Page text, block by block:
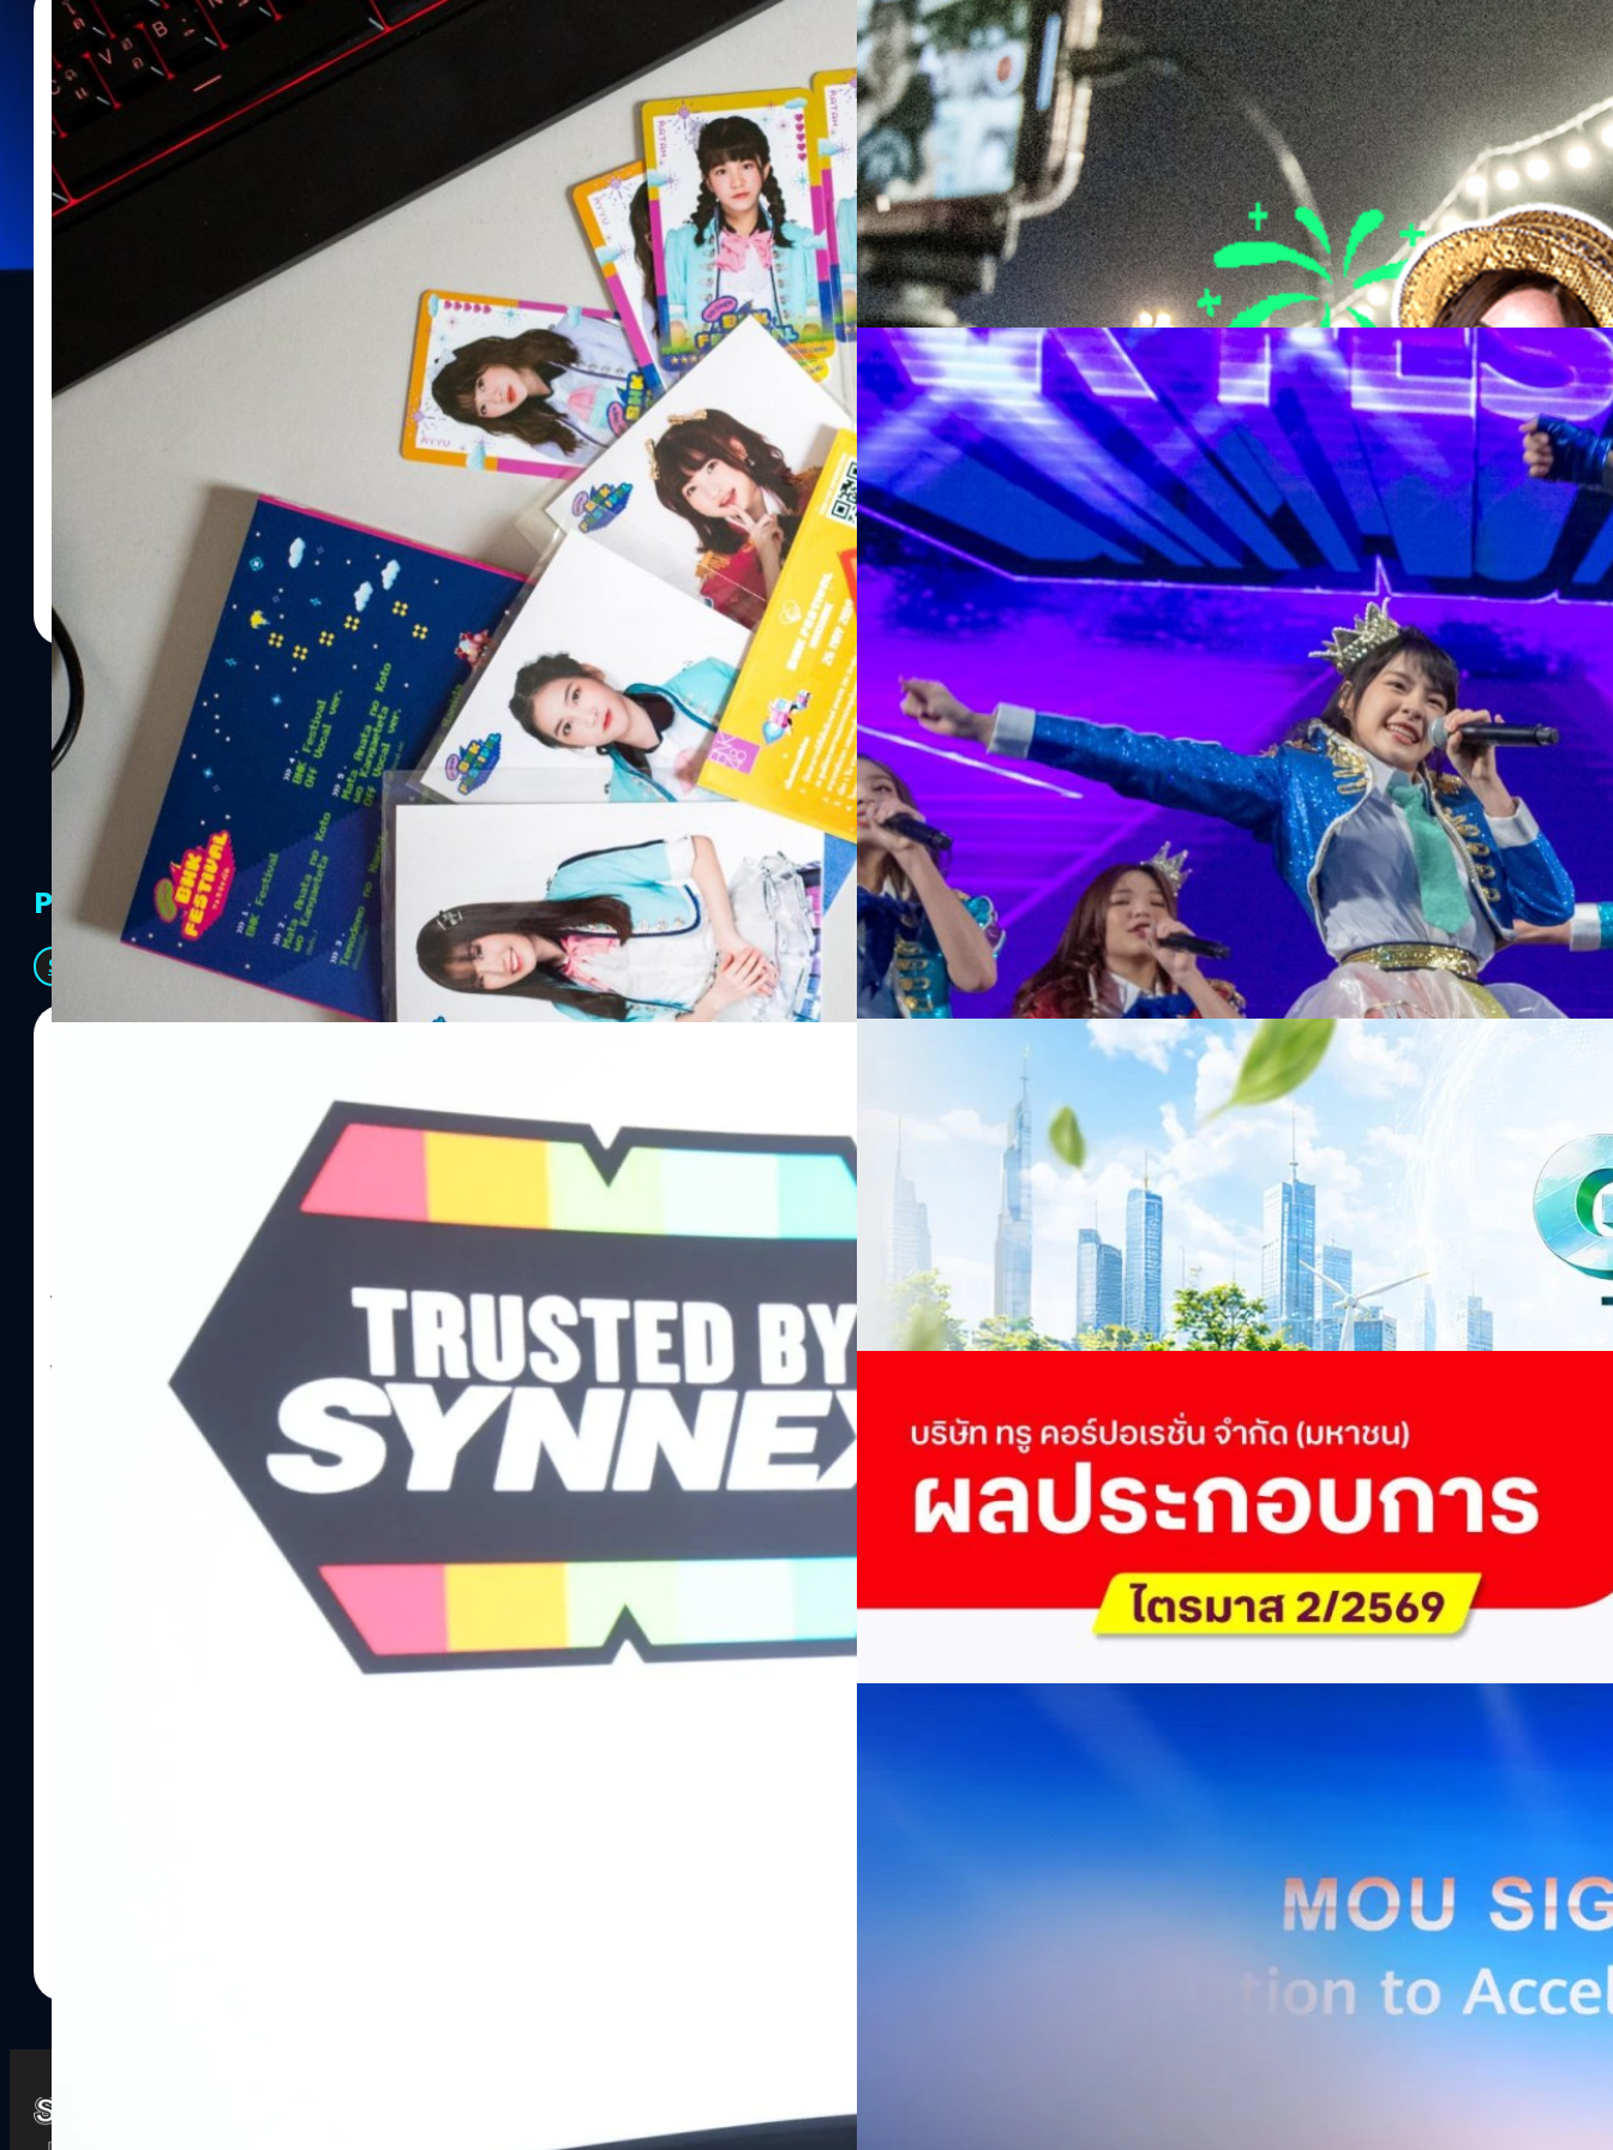
26/12/2018
Meechok Dechpokasup | 2780 days ago
Read More
แกะกล่อง CD BNK48 5th Singel BNK FESTIVAL
ช่วงเย็นวานนี้ 25 ธันวาคม 2561 ได้รับ sms จาก Alpha ผู้ให้บริการจัดส่งสินค้า รู้ในทันทีว่าสิ่งที่เราเฝ้าคอย
นั้นมาถึงแล้ว ใช่ครับ CD BNK48 5th Singel BNK FESTIVAL ที่สั่งไว้ตั้งแต่วันแรกที่เปิด Pre-Order (วันที่ 8
พฤศจิกายน 2561) เริ่มเห็นน้องๆ ได้รับกันบ้างแล้ว เรารอลุ้นว่าเมื่อไหร่หนอของเราจะเดินทางมาถึง เมื่อของ
เข้ามือก็ไม่รอช้า แกะกล่องมาชมภายในกันเลย ทุกครั้งที่แกะกล่องก็จะมีความลุ้นว่าจะได้รูปใครนี้แหละครับ
CD Limited Edition ราคาแผ่นละ 350 บาท เปิดให้ Pre-Order ตั้งแต่วันที่ 8 พฤศจิกายน 2561 เวลา 12:00
น. ถึง 3 ธันวาคม 2561 เวลา 12:00 น. หรือจนกว่าสินค้าจะหมด เริ่มจัดส่งสินค้าตั้งแต่ 18 ธันวาคมเป็นต้น
27/11/2018
[exclusive] สัมภาษณ์คนเขียนคำร้องภาษาไทยเพลง BNK Festival รัฐ Tattoo
Colour
หลังจากที่ปล่อย MV เพลง BNK Festival ไปเมื่อ 22 พ.ย. 2561 จากคำแนะนำของนักข่าวรุ่นน้อง ผู้เขียนจึงได้
มีโอกาสพบกับ (ในงาน CatExpo) ผู้เขียนคำร้องภาษาไทยของเพลงดังกล่าว ซึ่งก็คือ รัฐ พิฆาตไพรี มือกีต้า
วง Tattoo Colour ผู้กุมบังเหียนเขียนคำร้อง ประพันธ์ทำนองของวงมาโดยตลอด เพลงดังๆ หลายๆ เพลง
ของ Tattoo Colour ก็มาจากผู้ชายคนนี้ ไปลองอ่านที่มาความไปของการได้มามีส่วนร่วมในเพลง BNK
Festival ของ รัฐ กันครับ ที่มาที่ไปของการได้รับโจทย์ BNKFestival เริ่มมาจากอะไรครับ รัฐ - พี่เอ๊ะเขาไลน์มา
ให้เราแล้วบอกว่าช่วยเขียนให้หน่อย ซึ่งจริงๆ เราก็ไม่เคยฟังเพลงของ ทั้ง BNK48 และ AKB48 มาก่อน แต่พอ
พี่เอ๊ะให้มาฟังและศึกษาเพิ่มขึ้น มันก็เพิ่มความน่าสนใจดี เพราะไม่เคยเขียนอะไรแบบนี้เหมือนกัน ในการแปล
เพลงจากญี่ปุ่นมาเป็นไทย แล้วก็เราไม่รู้ภาษาญี่ปุ่นด้วย ซึ่งเป็นการแปลภาษาญี่ปุ่นที่เขียนเป็นภาษาญี่ปุ่น แล้ว
เขียนเป็นภาษาคาราโอเกะมาเป็นภาษาอังกฤษ แล้วก็แปลเป็นเนื้อหาภาษาไทยว่าเป็นยังไง แล้วพอมาได้รับ
โจทย์ซึ่งต่างจากที่เคยแต่งมาแล้วมันมีความแตกต่างยังไง รัฐ -…
Meechok Dechpokasup| 2808 days ago
Read More
25/11/2018
BNK48 โชว์เพลง BNK Festival ครั้งแรกในงาน TOYOTA Master CS:GO
Bangkok 2018 [อัลบั้มภาพ, มีคลิป]
หลังจากที่ปล่อย Mv เพลง BNK Festival ไปเมื่อวันที่ 22 พ.ย. 2561 ที่ผ่านมา และได้เผยภาพเบื้องหลังการ
ถ่ายทำ Mv กันไปแล้ว วันนี้ Mv ก็ก้าวข้าม 1 ล้านวิวไปได้แบบไม่เกินความคาดหมาย ใกล้ 2 ล้านเต็มที เพื่อให้
ต่อเนื่องเป็นเนื้อเดียวกัน ก็ออก BNK48 Official Line Stickers & Theme ให้ได้ฟิน อิน มีอารมณ์ร่วมไปกันกับ
BNK Festival ต่อเนื่องด้วยวานนี้ 24 พ.ย. 2561 ภายในงาน TOYOTA Master CS:GO Bangkok 2018 BNK48
ครบทีม Single ที่ 5 โชว์ชุด และเพลงบนเวทีต่อหน้าแฟนคลับเป็นครั้งแรก ไปชมภาพ ดูคลิปกันครับ
https://youtu.be/I-ftOBp18lw…
Meechok Dechpokasup| 2811 days ago
Read More
PR Partners
See All
SYNNEX โชว์กำไร Q2/69 โต 18% ลุย AI–Cloud–Green Energy สร้างฐาน
Recurring Revenue เร่งเครื่อง New Growth Engine พร้อมจ่ายปันผล 0.10
บริษัท ซินเน็ค (ประเทศไทย) จำกัด (มหาชน) หรือ SYNNEX โชว์ผลการดำเนินงานแข็งแกร่ง กำไรสุทธิ
ไตรมาส 2 และงวด 6 เดือนแรกของปี 2569 เติบโต 17.8% และ 17.7% จากช่วงเดียวกันของปีก่อน สูงกว่าการ
เติบโตของรายได้อย่างมีนัยสำคัญ พร้อมประกาศจ่ายเงินปันผลระหว่างกาล 0.10 บาทต่อหุ้น โดยกำหนดวันที่
ไม่ได้รับสิทธิปันผล (XD) วันที่ 19 สิงหาคม 2569 และกำหนดจ่ายเงินปันผลวันที่
ครบรอบ 6 ปี สำนักข่าว TODAY เปิดเวทีใหญ่ SUSTAIN CITY: THE GREEN
TRANSITION ถกแนวทางปรับตัวสู่เศรษฐกิจสีเขียวอย่างยั่งยืน
เนื่องในโอกาสครบรอบ 6 ปี สำนักข่าว TODAY จัดงาน SUSTAIN CITY: THE GREEN TRANSITION เวทีแลก
เปลี่ยนมุมมองเกี่ยวกับการเปลี่ยนผ่านสู่เศรษฐกิจและสังคมสีเขียว พร้อมนำเสนอแนวทางที่สามารถนำไป
ประยุกต์ใช้ได้จริง จากผู้แทนภาครัฐ ภาคธุรกิจ และผู้เชี่ยวชาญในหลากหลายสาขา ผ่านประเด็นสำคัญว่า
ประเทศไทยควรปรับตัวอย่างไร ? เพื่อเดินหน้าสู่ความยั่งยืนและบรรลุเป้าหมาย Net Zero อย่างเป็นรูปธรรม
ทั้งในมิติของภาครัฐ ภาคธุรกิจ การเงิน และพลังงาน Green Transitioning: Shifting Systemพลิกโครงสร้าง
เศรษฐกิจ ปรับห่วงโซ่คุณค่า และเชื่อมโยงนโยบายกับเทคโนโลยี เพื่อขับเคลื่อนประเทศไทยสู่เศรษฐกิจสีเขียว
โดย ศาสตราจารย์ ดร. ยศชนัน วงศ์สวัสดิ์รองนายกรัฐมนตรีและรัฐมนตรีว่าการกระทรวงการอุดมศึกษา
วิทยาศาสตร์ วิจัยและนวัตกรรม Green Transitioning: Decarbonize Unlockร่วมสำรวจแนวทางที่ภาคธุรกิจ
สามารถนำ Green Tech มาใช้เพื่อลดการปล่อยคาร์บอน และเดินหน้าสู่เป้าหมาย Net Zero พบกับ คุณปัณ
รัตนาภรณ์ ศรีนวลจันทร์ | 10 hours ago
Read More
True เผยผลประกอบการ Q2/2569 กำไรสุทธิ 6.6 พันล้านบาท จ่ายปันผล 5.2
พันล้าน
บริษัท ทรู คอร์ปอเรชั่น จำกัด (มหาชน) รายงานผลประกอบการประจำไตรมาส 2/2569 มีกำไรสุทธิหลังหัก
ภาษี 6.6 พันล้านบาท ทำกำไรต่อเนื่องเป็นไตรมาสที่ 6 พร้อมอนุมัติจ่ายเงินปันผลระหว่างกาลรวม 5.2 พันล้าน
บาท คิดเป็น 0.15 บาทต่อหุ้น โดยผลการดำเนินงานหลักได้รับปัจจัยหนุนจากการบริหารต้นทุนและการเติบโต
ของฐานผู้ใช้งาน ตัวชี้วัดทางการเงิน (Q2/2569)มูลค่า / สถิติการเปลี่ยนแปลง (YoY)การเปลี่ยนแปลง
(QoQ)รายได้จากการให้บริการ (ไม่รวม IC)4.14 หมื่นล้านบาท+0.8%+0.8%EBITDA2.83 หมื่นล้าน
บาท+13.5%+1.1%กำไรสุทธิหลังหักภาษี (NPAT)6.6 พันล้านบาท+3.2 เท่าทรงตัวอัตราส่วนหนี้สินสุทธิต่อ
EBITDA3.7 เท่า-0.3 เท่า-0.1 เท่า ปัจจัยขับเคลื่อนด้านฐานผู้ใช้และเทคโนโลยี ด้านปริมาณผู้ใช้งาน ไตรมาสนี้
บริการ 5G รวม 19.3 ล้านราย) และผู้ใช้บริการอินเทอร์เน็ตบ้านเพิ่มขึ้น 2.8 หมื่นราย โดยปัจจัยที่ส่งผลต่อการ
ทีมคอนเทนต์ BT| 2 days ago
ด้านโครงข่ายและความเข้าใจในภาคธุรกิจไทยของ AIS Business เข้ากับเทคโนโลยี Cloud, AI และองค์ความรู้
ด้านการผลิตระดับโลกของ Huawei Cloud เพื่อช่วยให้ผู้ประกอบการสามารถนำเทคโนโลยีไปยกระดับ
กระบวนการผลิตได้อย่างเป็นรูปธรรม ภายใต้ความร่วมมือดังกล่าว ทั้งสองฝ่ายจะร่วมกันพัฒนาโครงสร้างพื้น
Private Network โครงข่ายไฟเบอร์ และระบบเชื่อมต่อที่ปลอดภัย ไปจนถึงการรวบรวม ประมวลผล และ
วิเคราะห์ข้อมูลบน Cloud ด้วยศักยภาพการประมวลผลของ GPU เพื่อต่อยอดสู่แอปพลิเคชัน AI และโซลูชัน
สำหรับภาคอุตสาหกรรม ช่วยเสริมขีดความสามารถในการแข่งขัน และสร้างความพร้อมรองรับผู้ประกอบการ
ไทย รวมถึงนักลงทุนต่างชาติที่ต้องการขยายฐานการผลิตในประเทศไทย นายภูผา เอกะวิภาต หัวหน้าคณะผู้
Tech Biz